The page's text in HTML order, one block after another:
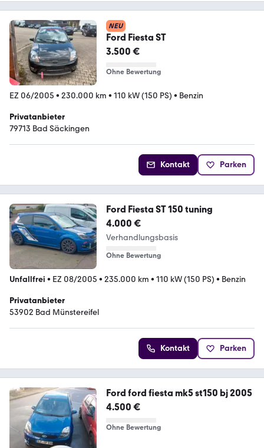
NEU
Ford Fiesta ST
3.500 €
Ohne Bewertung
EZ 06/2005 • 230.000 km • 110 kW (150 PS) • Benzin
Privatanbieter
79713 Bad Säckingen
Kontakt Parken
Ford Fiesta ST 150 tuning
4.000 €
Verhandlungsbasis
Ohne Bewertung
Unfallfrei • EZ 08/2005 • 235.000 km • 110 kW (150 PS) • Benzin
Privatanbieter
53902 Bad Münstereifel
Kontakt Parken
Ford ford fiesta mk5 st150 bj 2005
4.500 €
Ohne Bewertung